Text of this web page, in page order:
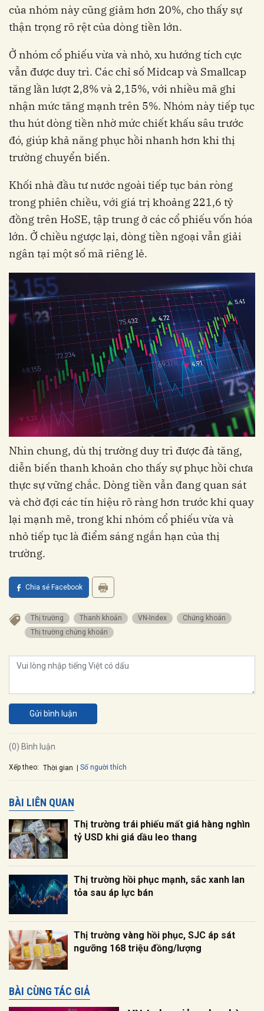
của nhóm này cũng giảm hơn 20%, cho thấy sự
thận trọng rõ rệt của dòng tiền lớn.
Ở nhóm cổ phiếu vừa và nhỏ, xu hướng tích cực
vẫn được duy trì. Các chỉ số Midcap và Smallcap
tăng lần lượt 2,8% và 2,15%, với nhiều mã ghi
nhận mức tăng mạnh trên 5%. Nhóm này tiếp tục
thu hút dòng tiền nhờ mức chiết khấu sâu trước
đó, giúp khả năng phục hồi nhanh hơn khi thị
trường chuyển biến.
Khối nhà đầu tư nước ngoài tiếp tục bán ròng
trong phiên chiều, với giá trị khoảng 221,6 tỷ
đồng trên HoSE, tập trung ở các cổ phiếu vốn hóa
lớn. Ở chiều ngược lại, dòng tiền ngoại vẫn giải
ngân tại một số mã riêng lẻ.
Nhìn chung, dù thị trường duy trì được đà tăng,
diễn biến thanh khoản cho thấy sự phục hồi chưa
thực sự vững chắc. Dòng tiền vẫn đang quan sát
và chờ đợi các tín hiệu rõ ràng hơn trước khi quay
lại mạnh mẽ, trong khi nhóm cổ phiếu vừa và
nhỏ tiếp tục là điểm sáng ngắn hạn của thị
trường.
Chia sẻ Facebook
Thị trường Thanh khoản VN-Index
Chứng khoán
Thị trường chứng khoán
Gửi bình luận
(0) Bình luận
Xếp theo: Thời gian Số người thích
BÀI LIÊN QUAN
Thị trường trái phiếu mất giá hàng nghìn
tỷ USD khi giá dầu leo thang
Thị trường hồi phục mạnh, sắc xanh lan
tỏa sau áp lực bán
Thị trường vàng hồi phục, SJC áp sát
ngưỡng 168 triệu đồng/lượng
BÀI CÙNG TÁC GIẢ